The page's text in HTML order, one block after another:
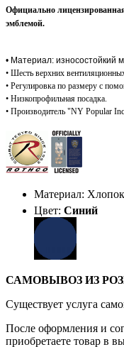
Официально
эмблемой.
• Материал: износостойкий
• Шесть верхних
• Регулировка по размеру с
• Низкопрофильная посадка.
• Производитель "NY Popular
Материал: Хлопок
Цвет: Синий
САМОВЫВОЗ ИЗ
Существует услуга
После оформления и
приобретаете товар в